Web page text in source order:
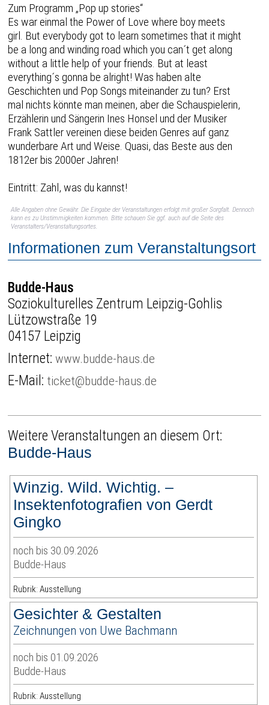
Zum Programm „Pop up stories“
Es war einmal the Power of Love where boy meets
girl. But everybody got to learn sometimes that it might
be a long and winding road which you can´t get along
without a little help of your friends. But at least
everything´s gonna be alright! Was haben alte
Geschichten und Pop Songs miteinander zu tun? Erst
mal nichts könnte man meinen, aber die Schauspielerin,
Erzählerin und Sängerin Ines Honsel und der Musiker
Frank Sattler vereinen diese beiden Genres auf ganz
wunderbare Art und Weise. Quasi, das Beste aus den
1812er bis 2000er Jahren!
Eintritt: Zahl, was du kannst!
Alle Angaben ohne Gewähr. Die Eingabe der Veranstaltungen erfolgt mit großer Sorgfalt. Dennoch
kann es zu Unstimmigkeiten kommen. Bitte schauen Sie ggf. auch auf die Seite des
Veranstalters/Veranstaltungsortes.
Informationen zum Veranstaltungsort
Budde-Haus
Soziokulturelles Zentrum Leipzig-Gohlis
Lützowstraße 19
04157 Leipzig
Internet:www.budde-haus.de
E-Mail: ticket@budde-haus.de
Weitere Veranstaltungen an diesem Ort:
Budde-Haus
Winzig. Wild. Wichtig. –
Insektenfotografien von Gerdt
Gingko
noch bis 30.09.2026
Budde-Haus
Rubrik: Ausstellung
Gesichter & Gestalten
Zeichnungen von Uwe Bachmann
noch bis 01.09.2026
Budde-Haus
Rubrik: Ausstellung